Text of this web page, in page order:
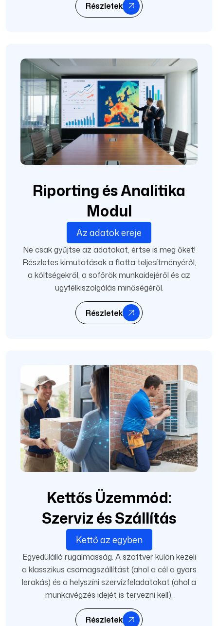
Részletek
Riporting és Analitika
Modul
Az adatok ereje
Ne csak gyűjtse az adatokat, értse is meg őket!
Részletes kimutatások a flotta teljesítményéről,
a költségekről, a sofőrök munkaidejéről és az
ügyfélkiszolgálás minőségéről.
Részletek
Kettős Üzemmód:
Szerviz és Szállítás
Kettő az egyben
Egyedülálló rugalmasság. A szoftver külön kezeli
a klasszikus csomagszállítást (ahol a cél a gyors
lerakás) és a helyszíni szervizfeladatokat (ahol a
munkavégzés idejét is tervezni kell).
Részletek